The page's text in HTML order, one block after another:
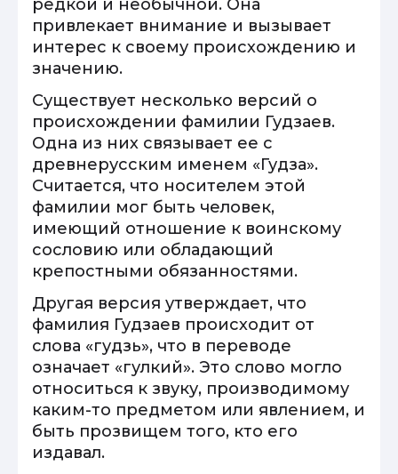
редкой и необычной. Она
привлекает внимание и вызывает
интерес к своему происхождению и
значению.
Существует несколько версий о
происхождении фамилии Гудзаев.
Одна из них связывает ее с
древнерусским именем «Гудза».
Считается, что носителем этой
фамилии мог быть человек,
имеющий отношение к воинскому
сословию или обладающий
крепостными обязанностями.
Другая версия утверждает, что
фамилия Гудзаев происходит от
слова «гудзь», что в переводе
означает «гулкий». Это слово могло
относиться к звуку, производимому
каким-то предметом или явлением, и
быть прозвищем того, кто его
издавал.